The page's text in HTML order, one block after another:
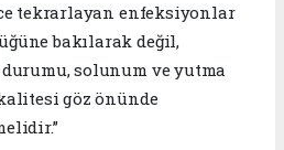
tekrarlayan enfeksiyonlar
bakılarak değil,
solunum ve yutma
göz önünde